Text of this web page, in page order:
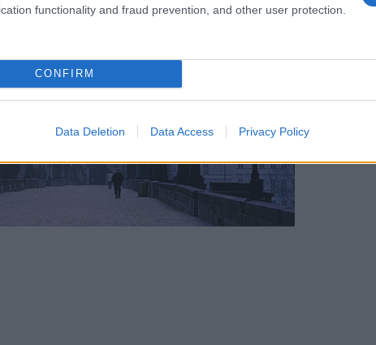
functionality and fraud prevention, and other user protection.
CONFIRM
Data Deletion Data Access Privacy Policy